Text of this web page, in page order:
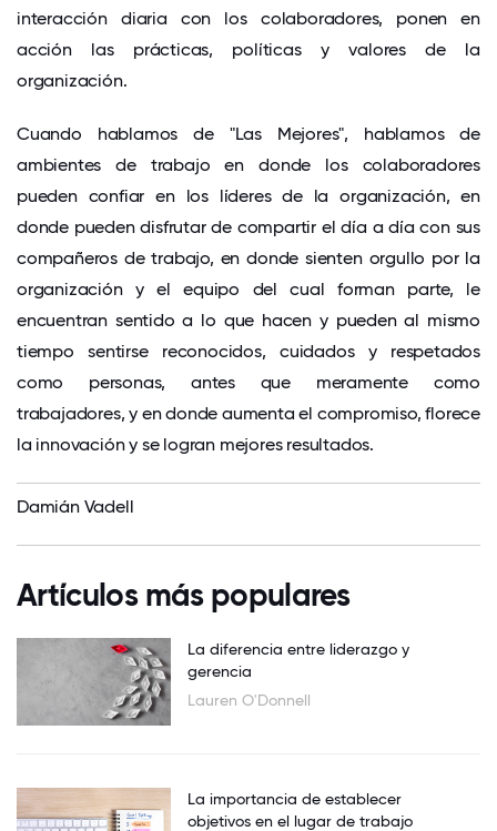
interacción diaria con los colaboradores, ponen en
acción las prácticas, políticas y valores de la
organización.
Cuando hablamos de "Las Mejores", hablamos de
ambientes de trabajo en donde los colaboradores
pueden confiar en los líderes de la organización, en
donde pueden disfrutar de compartir el día a día con sus
compañeros de trabajo, en donde sienten orgullo por la
organización y el equipo del cual forman parte, le
encuentran sentido a lo que hacen y pueden al mismo
tiempo sentirse reconocidos, cuidados y respetados
como personas, antes que meramente como
trabajadores, y en donde aumenta el compromiso, florece
la innovación y se logran mejores resultados.
Damián Vadell
Artículos más populares
La diferencia entre liderazgo y
gerencia
Lauren O'Donnell
La importancia de establecer
objetivos en el lugar de trabajo